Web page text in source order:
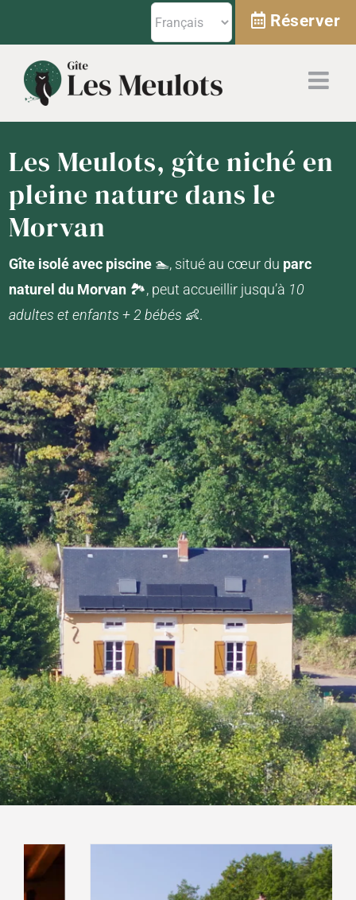
contenu
Réserver
Les Meulots, gîte niché en
pleine nature dans le
Morvan
Gîte isolé avec piscine 🏊​, situé au cœur du parc
naturel du Morvan 🏞️​, peut accueillir jusqu’à 10
adultes et enfants + 2 bébés​ 👶.